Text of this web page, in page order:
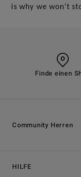
is why we won’t
Finde einen
HILFE
Community Herren